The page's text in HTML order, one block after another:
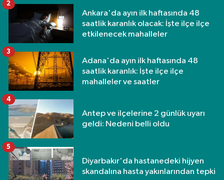
Ankara'da ayın ilk haftasında 48
saatlik karanlık olacak: İşte ilçe ilçe
etkilenecek mahalleler
2
Adana'da ayın ilk haftasında 48
saatlik karanlık: İşte ilçe ilçe
mahalleler ve saatler
3
Antep ve ilçelerine 2 günlük uyarı
geldi: Nedeni belli oldu
4
Diyarbakır'da hastanedeki hijyen
skandalına hasta yakınlarından tepki
5